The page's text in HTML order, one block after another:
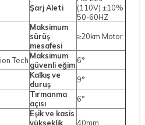
Şarj Aleti
(110V) ±10%
50-60HZ
Maksimum
sürüş
mesafesi
≥20km Motor
Tech Maksimum
güvenli eğim 6°
Kalkış ve
duruş
9°
Tırmanma
açısı
6°
Eşik ve kasis
yükseklik
40mm